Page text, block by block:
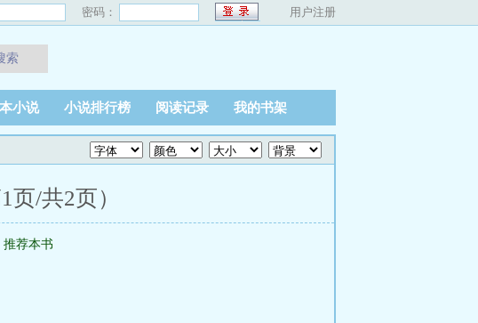
密码： 用户注册
索
小说 小说排行榜 阅读记录 我的书架
/共2页）
推荐本书